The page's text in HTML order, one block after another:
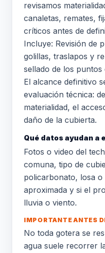
revisamos
canaletas, remates,
críticos antes de
Incluye: Revisión de
golillas, traslapos y
sellado de los puntos
El alcance definitivo
evaluación técnica:
materialidad, el
daño de la cubierta.
Qué datos ayudan a
Fotos o video del
comuna, tipo de
policarbonato, losa o
aproximada y si el
lluvia o viento.
IMPORTANTE ANTES
No toda gotera se
agua suele recorrer